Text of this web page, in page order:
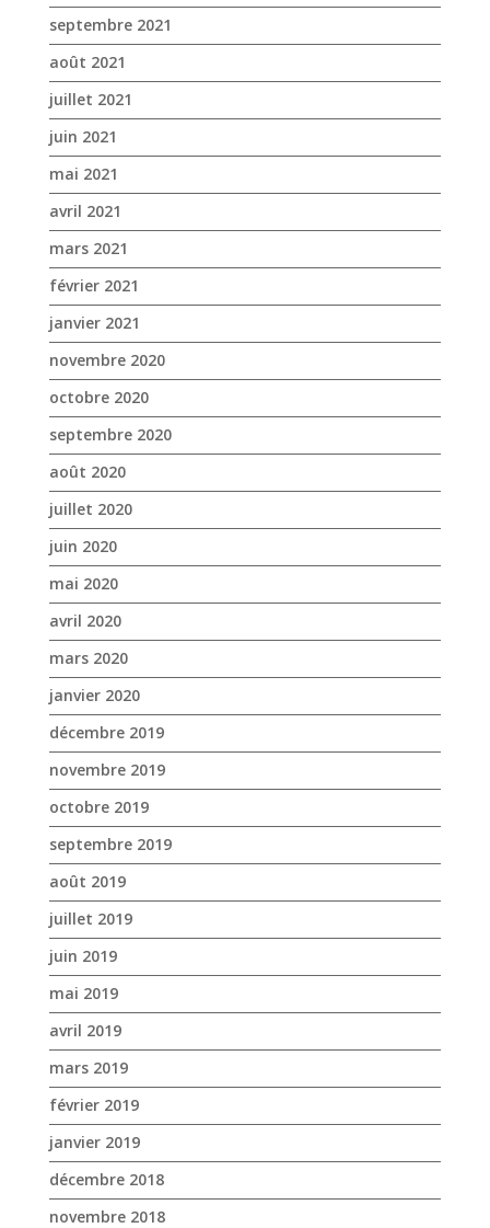
septembre 2021
août 2021
juillet 2021
juin 2021
mai 2021
avril 2021
mars 2021
février 2021
janvier 2021
novembre 2020
octobre 2020
septembre 2020
août 2020
juillet 2020
juin 2020
mai 2020
avril 2020
mars 2020
janvier 2020
décembre 2019
novembre 2019
octobre 2019
septembre 2019
août 2019
juillet 2019
juin 2019
mai 2019
avril 2019
mars 2019
février 2019
janvier 2019
décembre 2018
novembre 2018